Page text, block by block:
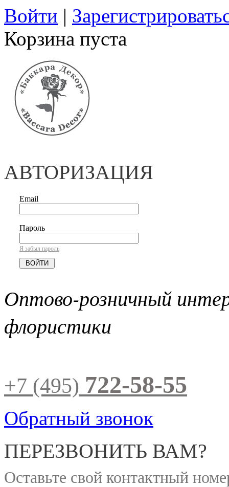
Войти |
Корзина пуста
АВТОРИЗАЦИЯ
Email
Пароль
Я забыл пароль
Оптово-розничный
флористики
+7 (495) 722-58-55
Обратный звонок
ПЕРЕЗВОНИТЬ ВАМ?
Оставьте свой контактный